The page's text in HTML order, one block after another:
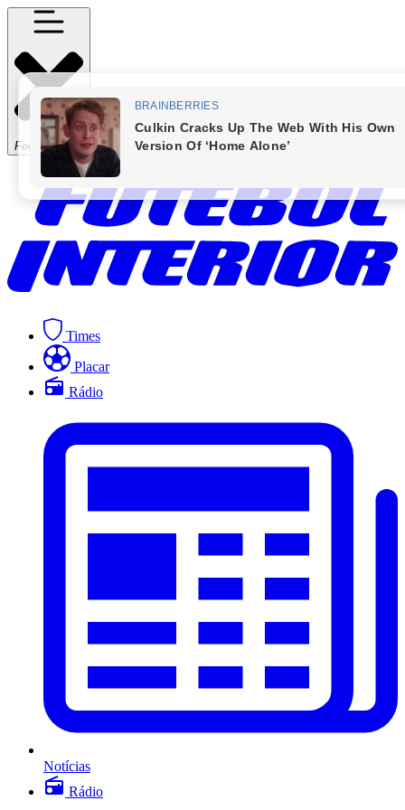
Fechar Menu
Times
Placar
Rádio
Notícias
Rádio